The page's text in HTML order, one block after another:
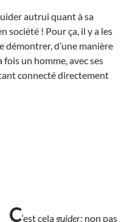
autrui quant à sa
société ! Pour ça, il y a les
démontrer, d’une manière
fois un homme, avec ses
connecté directement
C‘est cela guider; non pas